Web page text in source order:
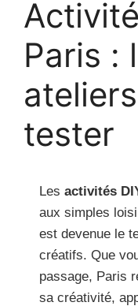
Paris :
tester
Les activités
aux simples
est devenue le
créatifs. Que
passage, Paris
sa créativité,